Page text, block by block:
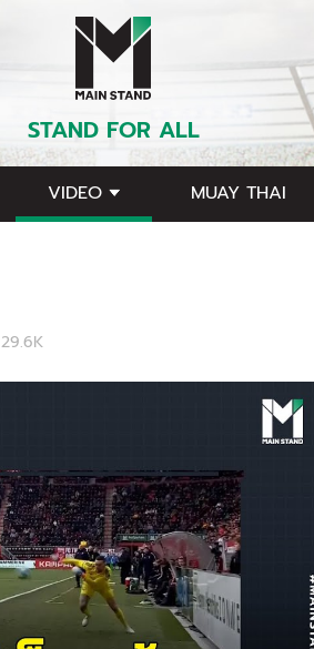
STAND FOR ALL
VIDEO MUAY THAI
29.6K